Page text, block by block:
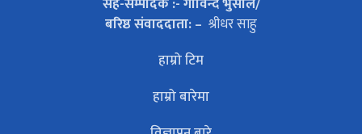
बरिष्ठ संवाददाता: – श्रीधर साहु
हाम्रो टिम
हाम्रो बारेमा